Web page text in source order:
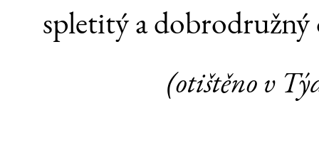
spletitý a
(otištěno v